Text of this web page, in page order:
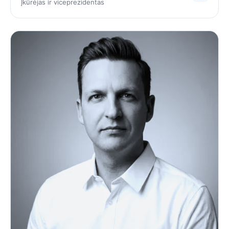
Įkūrėjas ir viceprezidentas